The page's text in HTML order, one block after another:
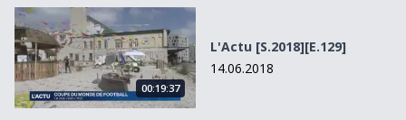
L&#039;Actu [S.2018][E.129]
00:19:37
L'Actu [S.2018][E.129]
14.06.2018